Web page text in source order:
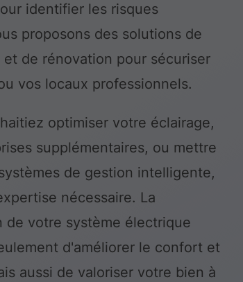
identifier les risques
proposons des solutions de
et de rénovation pour sécuriser
vos locaux professionnels.
optimiser votre éclairage,
supplémentaires, ou mettre
de gestion intelligente,
nécessaire. La
de votre système électrique
d'améliorer le confort et
aussi de valoriser votre bien à